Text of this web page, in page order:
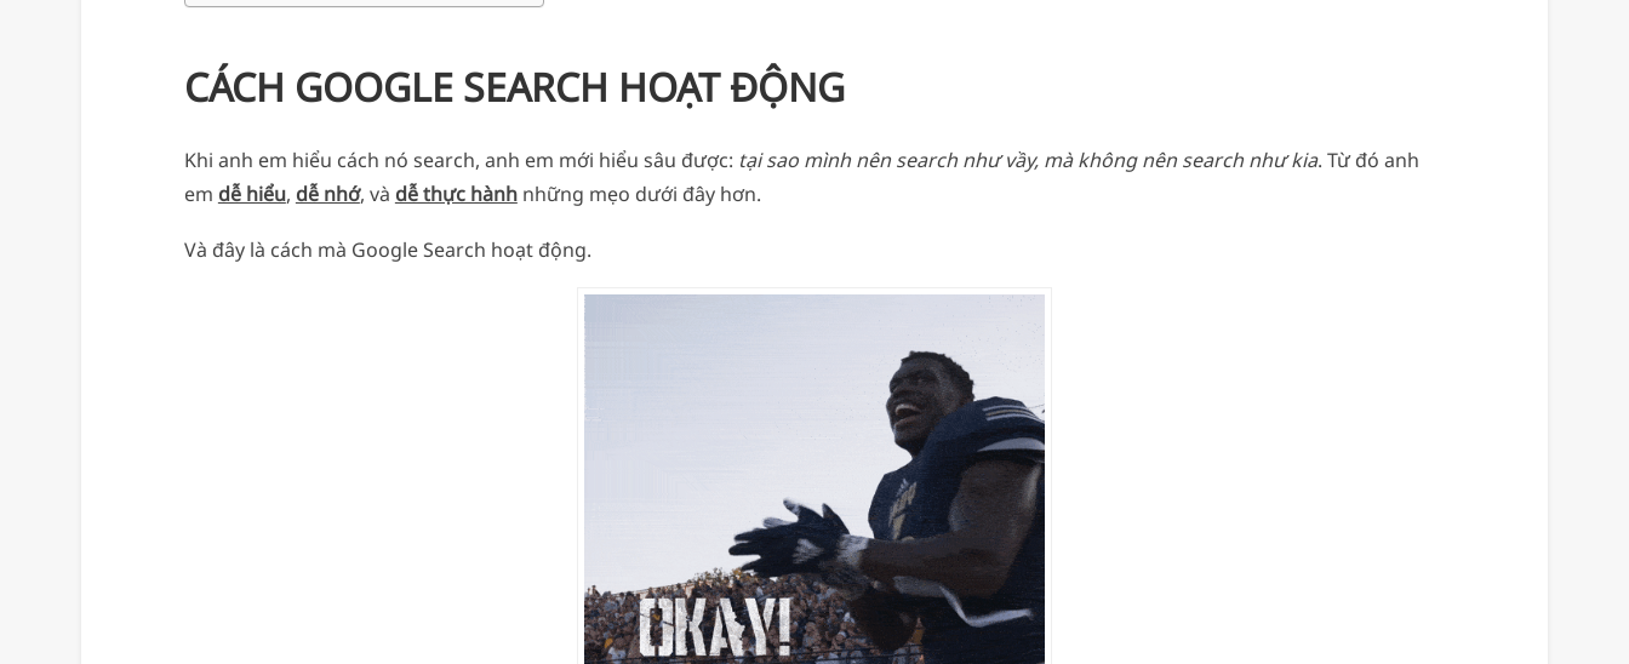
CÁCH GOOGLE SEARCH HOẠT ĐỘNG
Khi anh em hiểu cách nó search, anh em mới hiểu sâu được: tại sao mình nên search như vầy, mà không nên search như kia. Từ đó anh
em dễ hiểu, dễ nhớ, và dễ thực hànhnhững mẹo dưới đây hơn.
Và đây là cách mà Google Search hoạt động.